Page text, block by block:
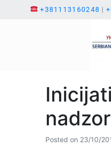
+381113160248 |
Posted on 23/10/